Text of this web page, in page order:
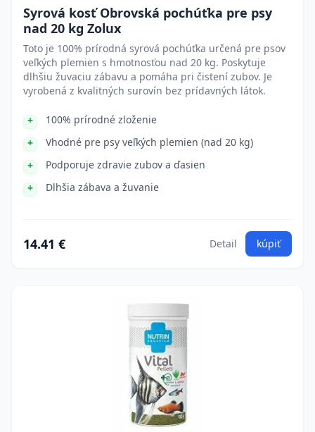
Syrová kosť Obrovská pochúťka pre psy
nad 20 kg Zolux
Toto je 100% prírodná syrová pochúťka určená pre psov
veľkých plemien s hmotnosťou nad 20 kg. Poskytuje
dlhšiu žuvaciu zábavu a pomáha pri čistení zubov. Je
vyrobená z kvalitných surovín bez prídavných látok.
100% prírodné zloženie
Vhodné pre psy veľkých plemien (nad 20 kg)
Podporuje zdravie zubov a ďasien
Dlhšia zábava a žuvanie
14.41 € Detail kúpiť